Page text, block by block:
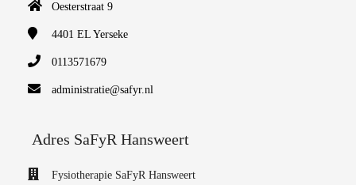
Oesterstraat 9
4401 EL Yerseke
0113571679
administratie@safyr.nl
Adres SaFyR Hansweert
Fysiotherapie SaFyR Hansweert